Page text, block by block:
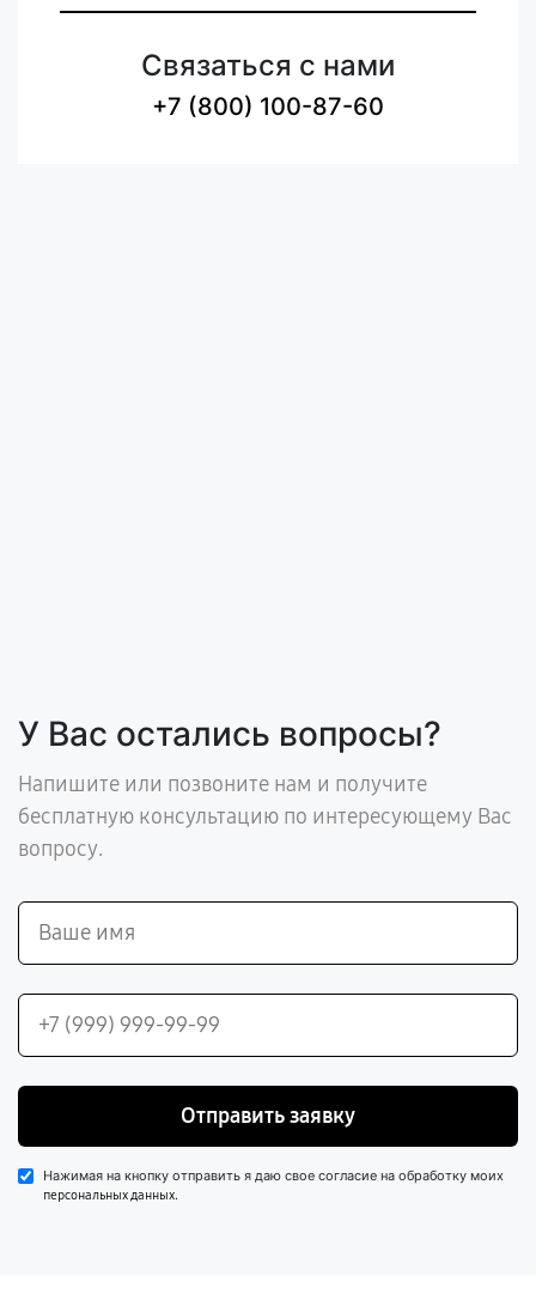
Связаться с нами
+7 (800) 100-87-60
У Вас остались вопросы?
Напишите или позвоните нам и получите
бесплатную консультацию по интересующему Вас
вопросу.
Отправить заявку
Нажимая на кнопку отправить я даю свое согласие на обработку моих
персональных данных.